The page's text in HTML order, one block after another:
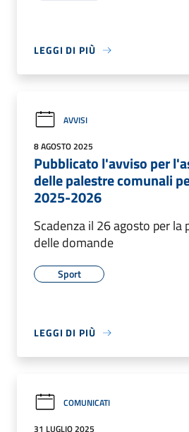
LEGGI DI PIÙ
AVVISI
8 AGOSTO 2025
Pubblicato l'avviso per
delle palestre comunali
2025-2026
Scadenza il 26 agosto per la
delle domande
Sport
LEGGI DI PIÙ
COMUNICATI
31 LUGLIO 2025